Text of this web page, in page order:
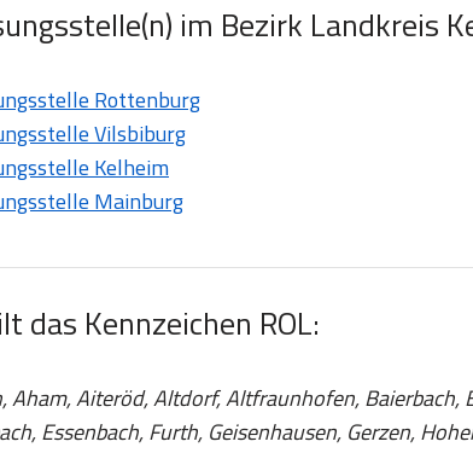
im Bezirk Landkreis
Rottenburg
Vilsbiburg
Kelheim
Mainburg
das Kennzeichen ROL:
Aham, Aiteröd, Altdorf, Altfraunhofen, Baierbach,
Essenbach, Furth, Geisenhausen, Gerzen,